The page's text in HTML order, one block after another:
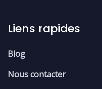
Liens rapides
Blog
Nous contacter